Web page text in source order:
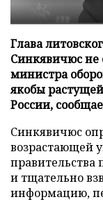
Глава
Синкявичюс не
министра
якобы
России,
Синкявичюс
возрастающей
правительства
и тщательно
информацию,